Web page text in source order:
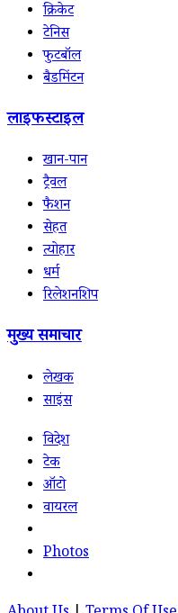
क्रिकेट
टेनिस
फुटबॉल
बैडमिंटन
लाइफस्टाइल
खान-पान
ट्रैवल
फैशन
सेहत
त्योहार
धर्म
रिलेशनशिप
मुख्य समाचार
लेखक
साइंस
विदेश
टेक
ऑटो
वायरल
Photos